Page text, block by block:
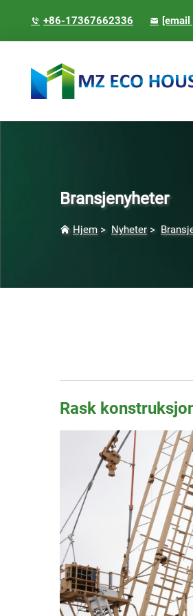
+86-17367662336
Bransjenyheter
Hjem > Nyheter >
Rask